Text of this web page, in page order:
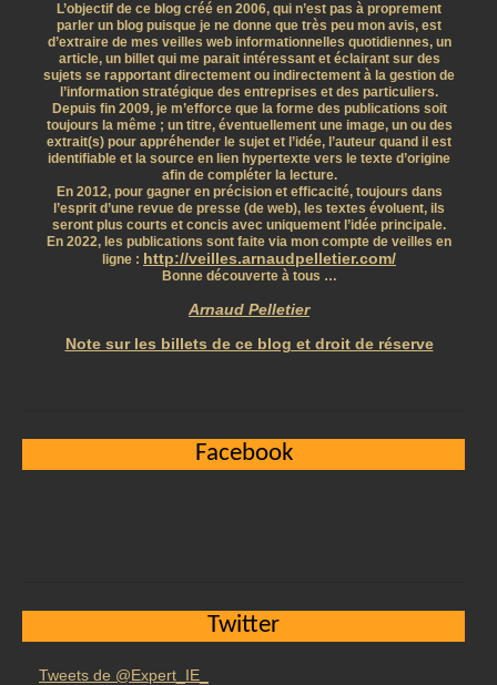
L’objectif de ce blog créé en 2006, qui n’est pas à proprement
parler un blog puisque je ne donne que très peu mon avis, est
d’extraire de mes veilles web informationnelles quotidiennes, un
article, un billet qui me parait intéressant et éclairant sur des
sujets se rapportant directement ou indirectement à la gestion de
l’information stratégique des entreprises et des particuliers.
Depuis fin 2009, je m’efforce que la forme des publications soit
toujours la même ; un titre, éventuellement une image, un ou des
extrait(s) pour appréhender le sujet et l’idée, l’auteur quand il est
identifiable et la source en lien hypertexte vers le texte d’origine
afin de compléter la lecture.
En 2012, pour gagner en précision et efficacité, toujours dans
l’esprit d’une revue de presse (de web), les textes évoluent, ils
seront plus courts et concis avec uniquement l’idée principale.
En 2022, les publications sont faite via mon compte de veilles en
ligne : http://veilles.arnaudpelletier.com/
Bonne découverte à tous …
Arnaud Pelletier
Note sur les billets de ce blog et droit de réserve
Facebook
Twitter
Tweets de @Expert_IE_